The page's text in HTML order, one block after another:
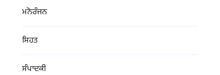
ਮਨੋਰੰਜਨ
ਸਿਹਤ
ਸੰਪਾਦਕੀ